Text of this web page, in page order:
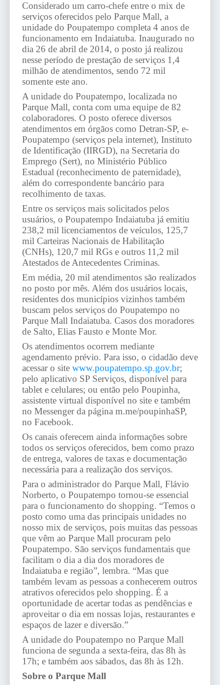
Considerado um carro-chefe entre o mix de
serviços oferecidos pelo Parque Mall, a
unidade do Poupatempo completa 4 anos de
funcionamento em Indaiatuba. Inaugurado no
dia 26 de abril de 2014, o posto já realizou
nesse período de prestação de serviços 1,4
milhão de atendimentos, sendo 72 mil
somente este ano.
A unidade do Poupatempo, localizada no
Parque Mall, conta com uma equipe de 82
colaboradores. O posto oferece diversos
atendimentos em órgãos como Detran-SP, e-
Poupatempo (serviços pela internet), Instituto
de Identificação (IIRGD), na Secretaria do
Emprego (Sert), no Ministério Público
Estadual (reconhecimento de paternidade),
além do correspondente bancário para
recolhimento de taxas.
Entre os serviços mais solicitados pelos
usuários, o Poupatempo Indaiatuba já emitiu
238,2 mil licenciamentos de veículos, 125,7
mil Carteiras Nacionais de Habilitação
(CNHs), 120,7 mil RGs e outros 11,2 mil
Atestados de Antecedentes Criminas.
Em média, 20 mil atendimentos são realizados
no posto por mês. Além dos usuários locais,
residentes dos municípios vizinhos também
buscam pelos serviços do Poupatempo no
Parque Mall Indaiatuba. Casos dos moradores
de Salto, Elias Fausto e Monte Mor.
Os atendimentos ocorrem mediante
agendamento prévio. Para isso, o cidadão deve
acessar o site www.poupatempo.sp.gov.br;
pelo aplicativo SP Serviços, disponível para
tablet e celulares; ou então pelo Poupinha,
assistente virtual disponível no site e também
no Messenger da página m.me/poupinhaSP,
no Facebook.
Os canais oferecem ainda informações sobre
todos os serviços oferecidos, bem como prazo
de entrega, valores de taxas e documentação
necessária para a realização dos serviços.
Para o administrador do Parque Mall, Flávio
Norberto, o Poupatempo tornou-se essencial
para o funcionamento do shopping. “Temos o
posto como uma das principais unidades no
nosso mix de serviços, pois muitas das pessoas
que vêm ao Parque Mall procuram pelo
Poupatempo. São serviços fundamentais que
facilitam o dia a dia dos moradores de
Indaiatuba e região”, lembra. “Mas que
também levam as pessoas a conhecerem outros
atrativos oferecidos pelo shopping. É a
oportunidade de acertar todas as pendências e
aproveitar o dia em nossas lojas, restaurantes e
espaços de lazer e diversão.”
A unidade do Poupatempo no Parque Mall
funciona de segunda a sexta-feira, das 8h às
17h; e também aos sábados, das 8h às 12h.
Sobre o Parque Mall